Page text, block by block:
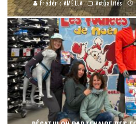
Frédéric AMELLA Actualités